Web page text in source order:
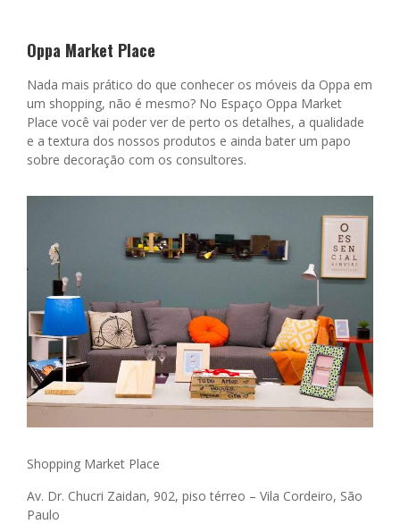
Oppa Market Place
Nada mais prático do que conhecer os móveis da Oppa em
um shopping, não é mesmo? No Espaço Oppa Market
Place você vai poder ver de perto os detalhes, a qualidade
e a textura dos nossos produtos e ainda bater um papo
sobre decoração com os consultores.
Shopping Market Place
Av. Dr. Chucri Zaidan, 902, piso térreo – Vila Cordeiro, São
Paulo